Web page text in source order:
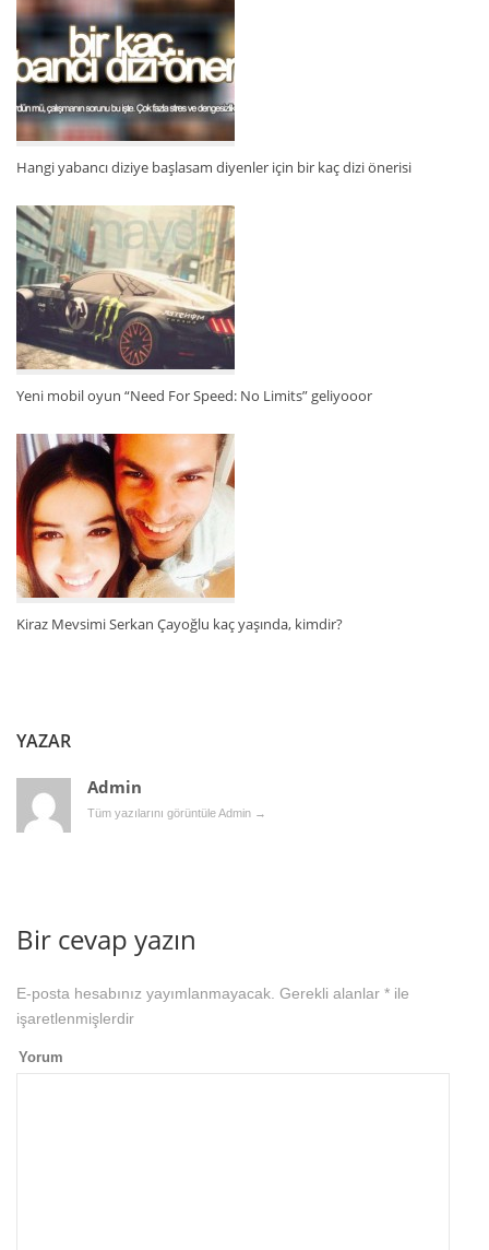
Hangi yabancı diziye başlasam diyenler için bir kaç dizi önerisi
Yeni mobil oyun “Need For Speed: No Limits” geliyooor
Kiraz Mevsimi Serkan Çayoğlu kaç yaşında, kimdir?
YAZAR
Admin
Tüm yazılarını görüntüle Admin →
Bir cevap yazın
E-posta hesabınız yayımlanmayacak. Gerekli alanlar * ile
işaretlenmişlerdir
Yorum